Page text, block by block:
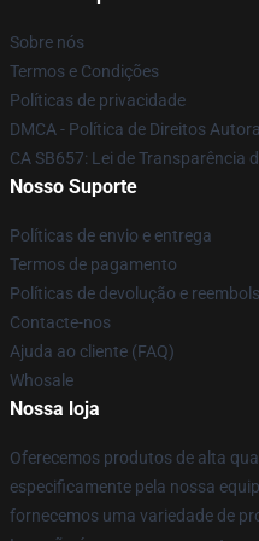
Sobre nós
Termos e Condições
Políticas de privacidade
DMCA - Política de Direitos
CA SB657: Lei de Transparência
Nosso Suporte
Políticas de envio e entrega
Termos de pagamento
Políticas de devolução e
Contacte-nos
Ajuda ao cliente (FAQ)
Whosale
Nossa loja
Oferecemos produtos de alta
especificamente pela nossa
fornecemos uma variedade de